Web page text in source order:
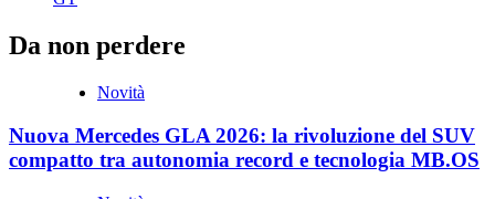
Da non perdere
Novità
Nuova Mercedes GLA 2026: la rivoluzione del SUV
compatto tra autonomia record e tecnologia MB.OS